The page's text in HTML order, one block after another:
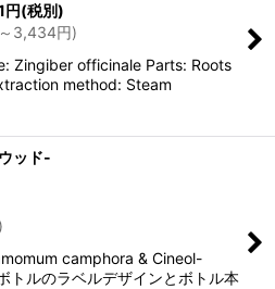
円(税別)
～3,434円)
Zingiber officinale Parts: Roots
method: Steam
ッド-
)
camphora & Cineol-
トルのラベルデザインとボトル本